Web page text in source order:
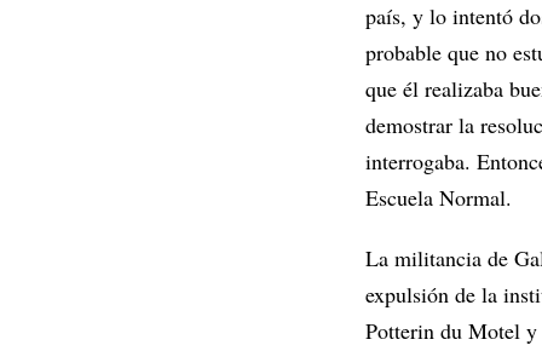
país, y lo intentó
probable que no
que él realizaba
demostrar la
interrogaba.
Escuela Normal.
La militancia de
expulsión de la
Potterin du Motel y